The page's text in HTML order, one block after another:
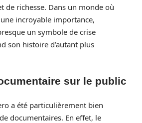
de richesse. Dans un monde où
incroyable importance,
un symbole de crise
son histoire d’autant plus
sur le public
a été particulièrement bien
documentaires. En effet, le